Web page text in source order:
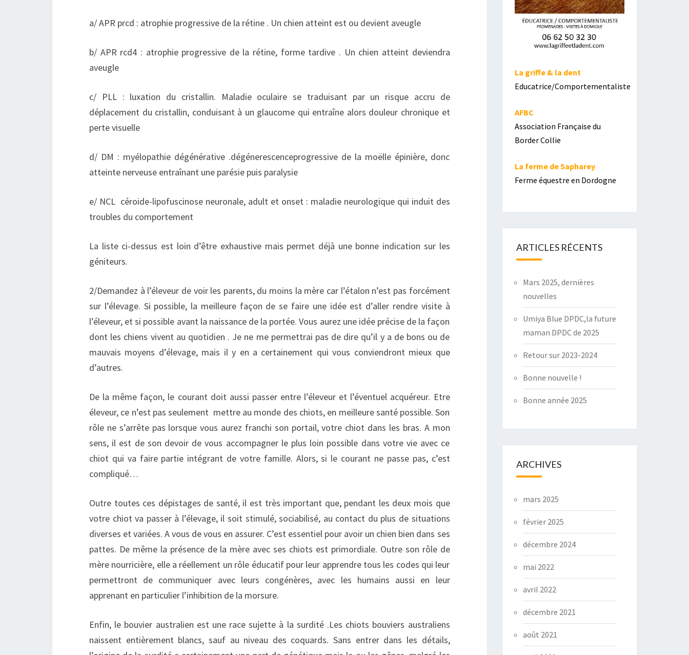
a/ APR prcd : atrophie progressive de la rétine . Un chien atteint est ou devient aveugle
b/ APR rcd4 : atrophie progressive de la rétine, forme tardive . Un chien atteint deviendra
aveugle
c/ PLL : luxation du cristallin. Maladie oculaire se traduisant par un risque accru de
déplacement du cristallin, conduisant à un glaucome qui entraîne alors douleur chronique et
perte visuelle
d/ DM : myélopathie dégénérative .dégénerescenceprogressive de la moëlle épinière, donc
atteinte nerveuse entraînant une parésie puis paralysie
e/ NCL céroide-lipofuscinose neuronale, adult et onset : maladie neurologique qui induit des
troubles du comportement
La liste ci-dessus est loin d’être exhaustive mais permet déjà une bonne indication sur les
géniteurs.
2/Demandez à l’éleveur de voir les parents, du moins la mère car l’étalon n’est pas forcément
sur l’élevage. Si possible, la meilleure façon de se faire une idée est d’aller rendre visite à
l’éleveur, et si possible avant la naissance de la portée. Vous aurez une idée précise de la façon
dont les chiens vivent au quotidien . Je ne me permettrai pas de dire qu’il y a de bons ou de
mauvais moyens d’élevage, mais il y en a certainement qui vous conviendront mieux que
d’autres.
De la même façon, le courant doit aussi passer entre l’éleveur et l’éventuel acquéreur. Etre
éleveur, ce n’est pas seulement mettre au monde des chiots, en meilleure santé possible. Son
rôle ne s’arrête pas lorsque vous aurez franchi son portail, votre chiot dans les bras. A mon
sens, il est de son devoir de vous accompagner le plus loin possible dans votre vie avec ce
chiot qui va faire partie intégrant de votre famille. Alors, si le courant ne passe pas, c’est
compliqué…
Outre toutes ces dépistages de santé, il est très important que, pendant les deux mois que
votre chiot va passer à l’élevage, il soit stimulé, sociabilisé, au contact du plus de situations
diverses et variées. A vous de vous en assurer. C’est essentiel pour avoir un chien bien dans ses
pattes. De même la présence de la mère avec ses chiots est primordiale. Outre son rôle de
mère nourricière, elle a réellement un rôle éducatif pour leur apprendre tous les codes qui leur
permettront de communiquer avec leurs congénères, avec les humains aussi en leur
apprenant en particulier l’inhibition de la morsure.
Enfin, le bouvier australien est une race sujette à la surdité .Les chiots bouviers australiens
naissent entièrement blancs, sauf au niveau des coquards. Sans entrer dans les détails,
La griffe & la dent
Educatrice/Comportementaliste
AFBC
Association Française du
Border Collie
La ferme de Sapharey
Ferme équestre en Dordogne
ARTICLES RÉCENTS
Mars 2025, dernières
nouvelles
Umiya Blue DPDC,la future
maman DPDC de 2025
Retour sur 2023-2024
Bonne nouvelle !
Bonne année 2025
ARCHIVES
mars 2025
février 2025
décembre 2024
mai 2022
avril 2022
décembre 2021
août 2021